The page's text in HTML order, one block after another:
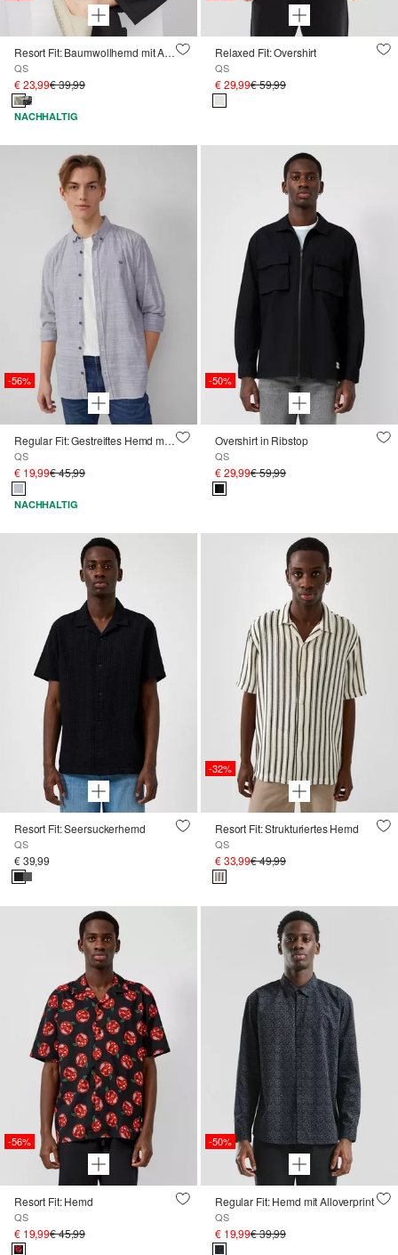
Resort Fit: Baumwollhemd mit All-over-Print
QS
€ 23,99€ 39,99
NACHHALTIG
Relaxed Fit: Overshirt
QS
€ 29,99€ 59,99
-56%
Regular Fit: Gestreiftes Hemd mit Logo-Stickerei
QS
€ 19,99€ 45,99
NACHHALTIG
-50%
Overshirt in Ribstop
QS
€ 29,99€ 59,99
Resort Fit: Seersuckerhemd
QS
€ 39,99
-32%
Resort Fit: Strukturiertes Hemd
QS
€ 33,99€ 49,99
-56%
Resort Fit: Hemd
QS
€ 19,99€ 45,99
-50%
Regular Fit: Hemd mit Alloverprint
QS
€ 19,99€ 39,99